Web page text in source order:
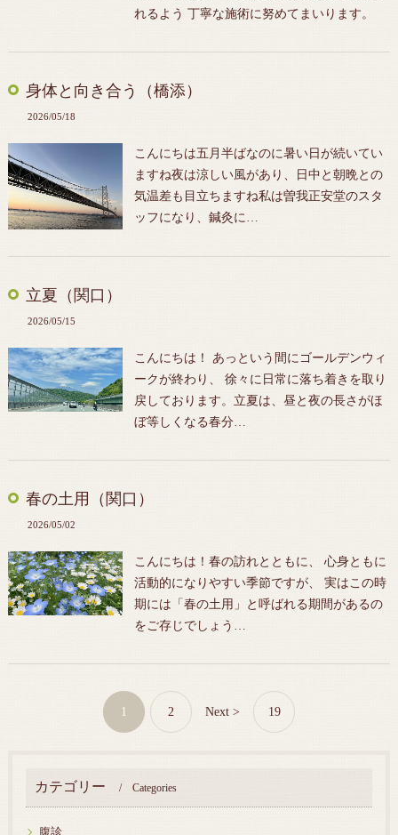
れるよう 丁寧な施術に努めてまいります。
身体と向き合う（橋添）
2026/05/18
こんにちは五月半ばなのに暑い日が続いてい
ますね夜は涼しい風があり、日中と朝晩との
気温差も目立ちますね私は曽我正安堂のスタ
ッフになり、鍼灸に…
立夏（関口）
2026/05/15
こんにちは！ あっという間にゴールデンウィ
ークが終わり、 徐々に日常に落ち着きを取り
戻しております。立夏は、昼と夜の長さがほ
ぼ等しくなる春分…
春の土用（関口）
2026/05/02
こんにちは！春の訪れとともに、 心身ともに
活動的になりやすい季節ですが、 実はこの時
期には「春の土用」と呼ばれる期間があるの
をご存じでしょう…
1 2 Next > 19
カテゴリー Categories
腹診